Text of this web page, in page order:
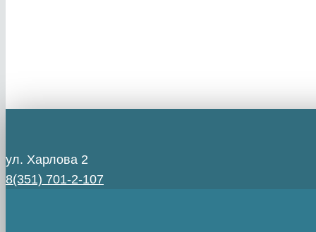
ул. Харлова 2
8(351) 701-2-107